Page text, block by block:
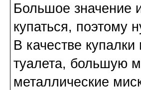
Большое значение
купаться, поэтому
В качестве
туалета, большую
металлические